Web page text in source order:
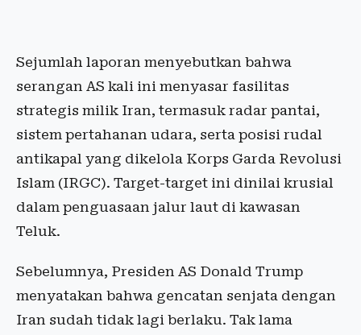
Sejumlah laporan menyebutkan bahwa
serangan AS kali ini menyasar fasilitas
strategis milik Iran, termasuk radar pantai,
sistem pertahanan udara, serta posisi rudal
antikapal yang dikelola Korps Garda Revolusi
Islam (IRGC). Target-target ini dinilai krusial
dalam penguasaan jalur laut di kawasan
Teluk.
Sebelumnya, Presiden AS Donald Trump
menyatakan bahwa gencatan senjata dengan
Iran sudah tidak lagi berlaku. Tak lama